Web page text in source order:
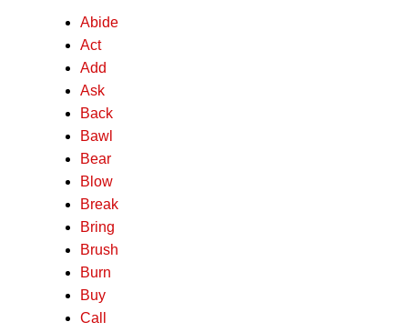
Abide
Act
Add
Ask
Back
Bawl
Bear
Blow
Break
Bring
Brush
Burn
Buy
Call